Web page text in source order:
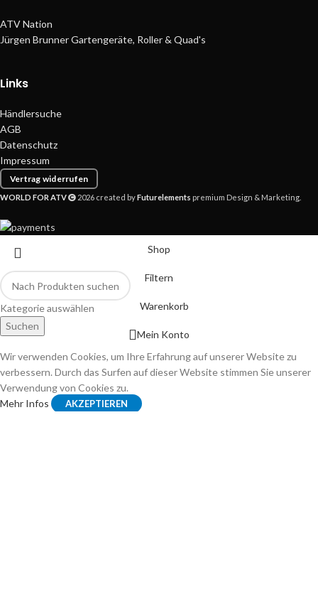
ATV Nation
Jürgen Brunner Gartengeräte, Roller & Quad's
Links
Händlersuche
AGB
Datenschutz
Impressum
Vertrag widerrufen
WORLD FOR ATV 2026 created byFuturelements premium Design & Marketing.
Kategorie auswählen
Suchen
Shop
Filtern
Warenkorb
Mein Konto
Wir verwenden Cookies, um Ihre Erfahrung auf unserer Website zu
verbessern. Durch das Surfen auf dieser Website stimmen Sie unserer
Verwendung von Cookies zu.
Mehr Infos
AKZEPTIEREN